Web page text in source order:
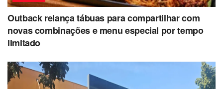
Outback relança tábuas para compartilhar com
novas combinações e menu especial por tempo
limitado